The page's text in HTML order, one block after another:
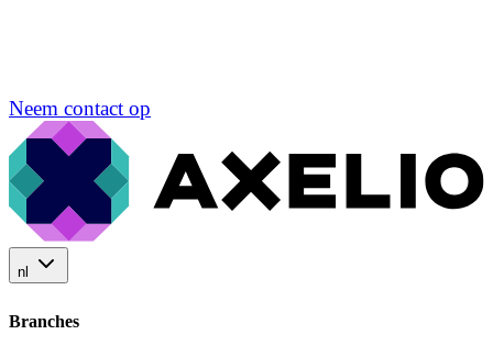
Neem contact op
nl
Branches